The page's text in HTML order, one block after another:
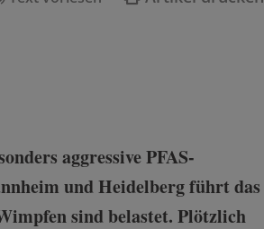
aggressive PFAS-
und Heidelberg führt das
sind belastet. Plötzlich